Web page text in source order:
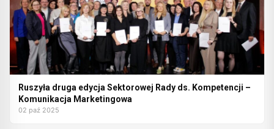
Ruszyła druga edycja Sektorowej Rady ds. Kompetencji –
Komunikacja Marketingowa
02 paź 2025